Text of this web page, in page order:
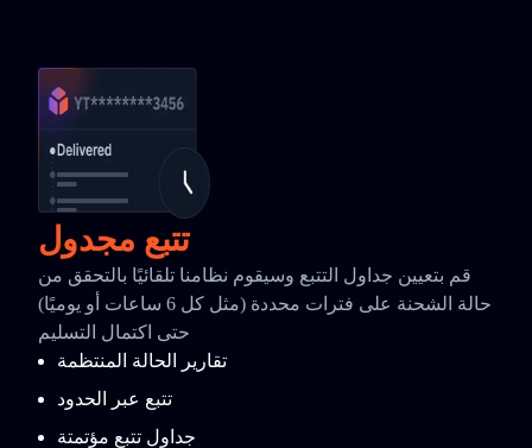
تتبع مجدول
قم بتعيين جداول التتبع وسيقوم نظامنا تلقائيًا بالتحقق من
حالة الشحنة على فترات محددة (مثل كل 6 ساعات أو يوميًا)
حتى اكتمال التسليم
تقارير الحالة المنتظمة
تتبع عبر الحدود
جداول تتبع مؤتمتة